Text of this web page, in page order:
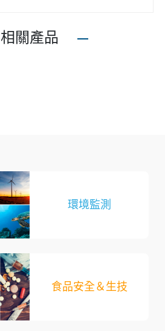
相關產品
環境監測
食品安全＆生技